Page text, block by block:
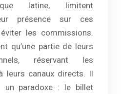
latine, limitent
présence sur ces
les commissions.
qu’une partie de leurs
réservant les
leurs canaux directs. Il
un paradoxe : le billet